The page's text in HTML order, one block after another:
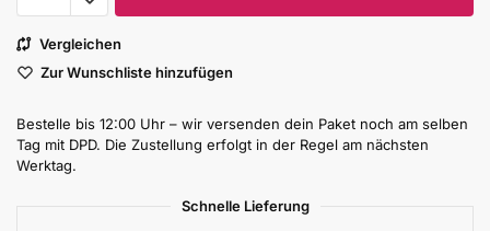
Vergleichen
Zur Wunschliste hinzufügen
Bestelle bis 12:00 Uhr – wir versenden dein Paket noch am selben
Tag mit DPD. Die Zustellung erfolgt in der Regel am nächsten
Werktag.
Schnelle Lieferung